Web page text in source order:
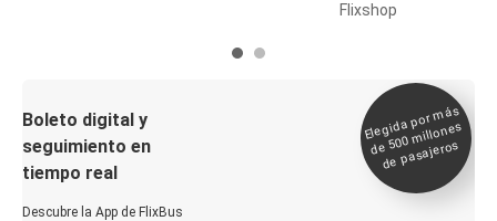
Flixshop
Boleto digital y
seguimiento en
tiempo real
Descubre la App de FlixBus
Elegida por
más
de 500
millones
de pasajeros